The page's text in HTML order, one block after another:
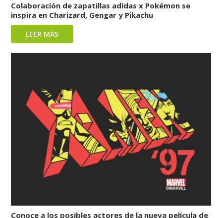
Colaboración de zapatillas adidas x Pokémon se
inspira en Charizard, Gengar y Pikachu
LEER MÁS
Conoce a los posibles actores de la nueva película de